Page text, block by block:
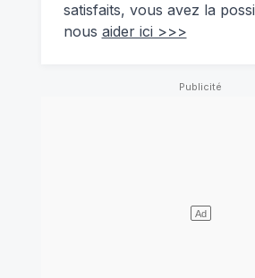
satisfaits, vous avez la
nous aider ici >>>